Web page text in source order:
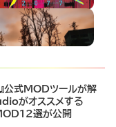
』公式MODツールが解
がオススメする
選が公開